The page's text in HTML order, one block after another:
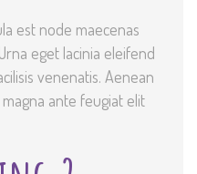
est node maecenas
eget lacinia eleifend
venenatis. Aenean
ante feugiat elit